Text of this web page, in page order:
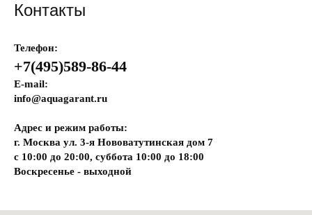
Контакты
Телефон:
+7(495)589-86-44
E-mail:
info@aquagarant.ru
Адрес и режим работы:
г. Москва ул. 3-я Нововатутинская дом 7
с 10:00 до 20:00, суббота 10:00 до 18:00
Воскресенье - выходной